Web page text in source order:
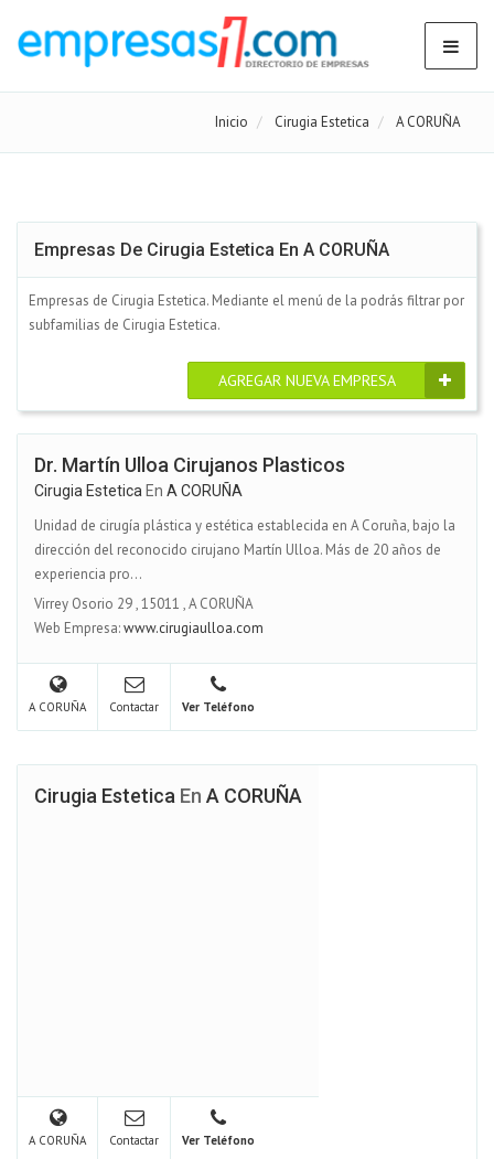
Inicio Cirugia Estetica A CORUÑA
Empresas De Cirugia Estetica En A CORUÑA
Empresas de Cirugia Estetica. Mediante el menú de la podrás filtrar por
subfamilias de Cirugia Estetica.
AGREGAR NUEVA EMPRESA
Dr. Martín Ulloa Cirujanos Plasticos
Cirugia Estetica En A CORUÑA
Unidad de cirugía plástica y estética establecida en A Coruña, bajo la
dirección del reconocido cirujano Martín Ulloa. Más de 20 años de
experiencia pro...
Virrey Osorio 29,15011 ,A CORUÑA
Web Empresa:www.cirugiaulloa.com
A CORUÑA Contactar Ver Teléfono
Cirugia Estetica En A CORUÑA
A CORUÑA Contactar Ver Teléfono